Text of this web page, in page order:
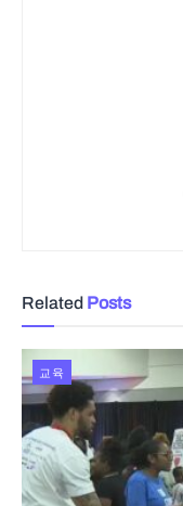
Related Posts
교육